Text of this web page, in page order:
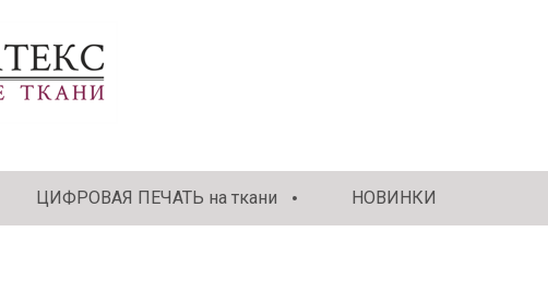
ЦИФРОВАЯ ПЕЧАТЬ на ткани НОВИНКИ